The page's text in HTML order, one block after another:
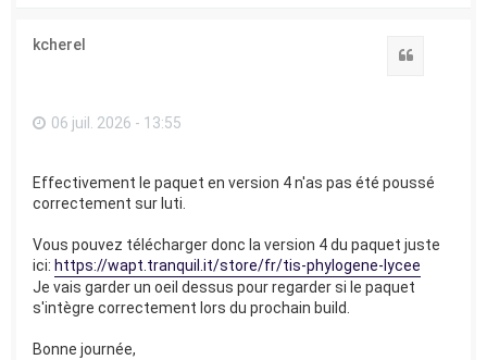
kcherel
06 juil. 2026 - 13:55
Effectivement le paquet en version 4 n'as pas été poussé
correctement sur luti.
Vous pouvez télécharger donc la version 4 du paquet juste
ici: https://wapt.tranquil.it/store/fr/tis-phylogene-lycee
Je vais garder un oeil dessus pour regarder si le paquet
s'intègre correctement lors du prochain build.
Bonne journée,